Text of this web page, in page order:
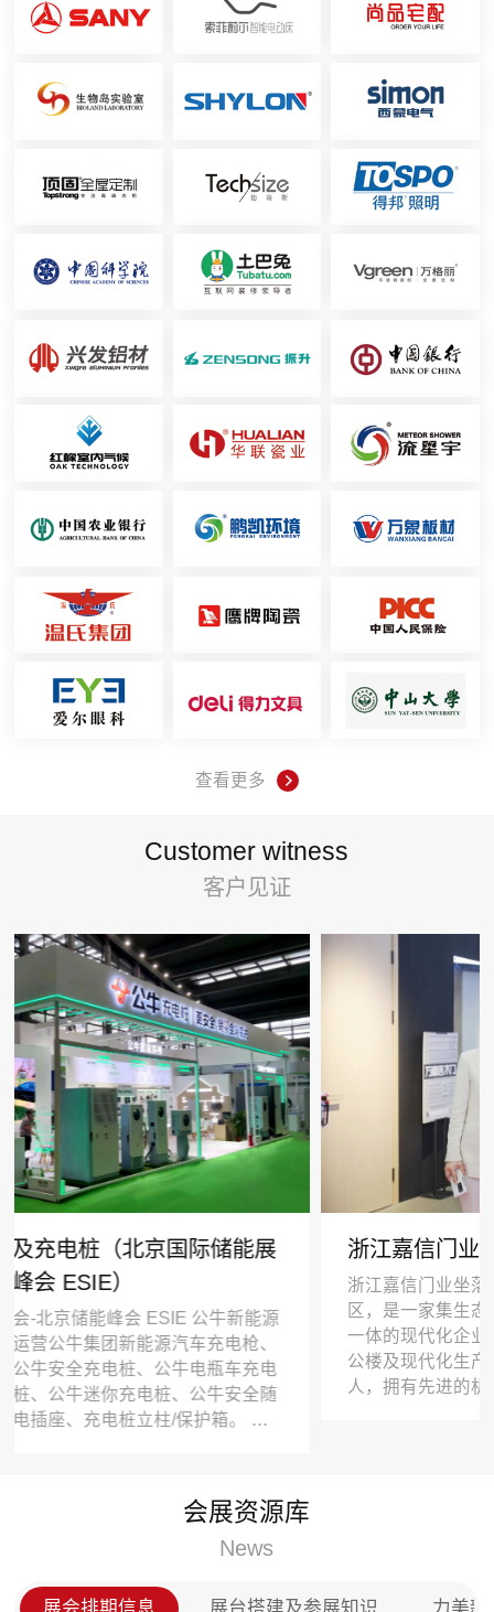
查看更多
Customer witness
客户见证
展
枪、
充电
全随
专
照明
浙江嘉信门业有限公司—长沙建博会
浙江嘉信门业坐落在中国萤石之乡武义县百花山
区，是一家集生态木门制造-开发设计-销售和服
一体的现代化企业。公司成立于2012年，拥有
公楼及现代化生产车间。本公司各类管理人员
人，拥有先进的机械流水设备，产品优质率达
上，合格率达99.7%，产品通过ISO9001-2008
户的称赞，在全国木门以及全屋定制市场上占领
会展资源库
News